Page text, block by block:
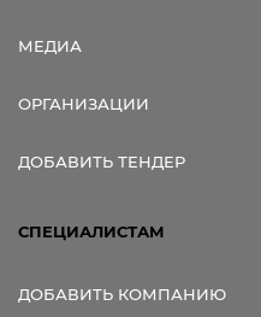
МЕДИА
ОРГАНИЗАЦИИ
ДОБАВИТЬ ТЕНДЕР
СПЕЦИАЛИСТАМ
ДОБАВИТЬ КОМПАНИЮ